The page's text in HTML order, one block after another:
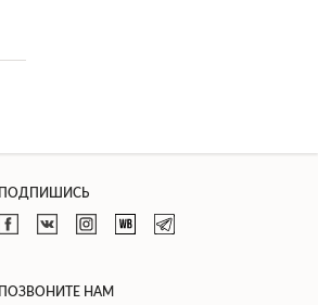
ПОДПИШИСЬ
ПОЗВОНИТЕ НАМ